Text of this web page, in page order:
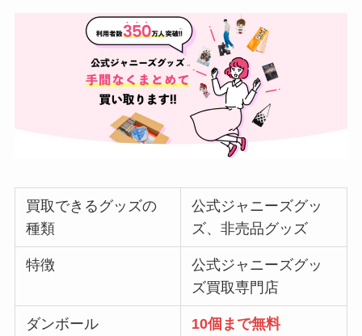
買取できるグッズの
種類
公式ジャニーズグッ
ズ、非売品グッズ
特徴
公式ジャニーズグッ
ズ買取専門店
ダンボール 10個まで無料